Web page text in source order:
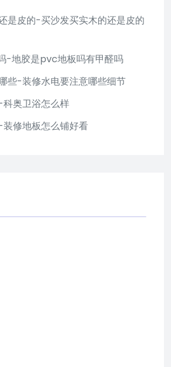
是皮的-买沙发买实木的还是皮的
-地胶是pvc地板吗有甲醛吗
些-装修水电要注意哪些细节
奥卫浴怎么样
修地板怎么铺好看